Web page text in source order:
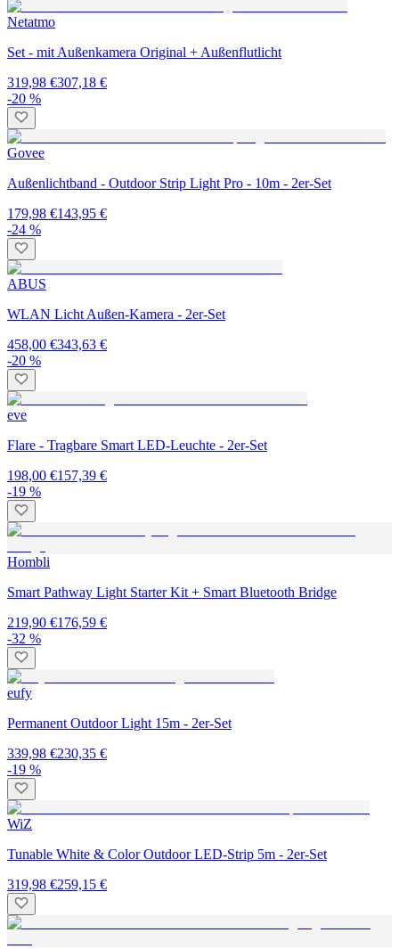
Netatmo
Set - mit Außenkamera Original + Außenflutlicht
319,98 €307,18 €
-20 %
Govee
Außenlichtband - Outdoor Strip Light Pro - 10m - 2er-Set
179,98 €143,95 €
-24 %
ABUS
WLAN Licht Außen-Kamera - 2er-Set
458,00 €343,63 €
-20 %
eve
Flare - Tragbare Smart LED-Leuchte - 2er-Set
198,00 €157,39 €
-19 %
Hombli
Smart Pathway Light Starter Kit + Smart Bluetooth Bridge
219,90 €176,59 €
-32 %
eufy
Permanent Outdoor Light 15m - 2er-Set
339,98 €230,35 €
-19 %
WiZ
Tunable White & Color Outdoor LED-Strip 5m - 2er-Set
319,98 €259,15 €